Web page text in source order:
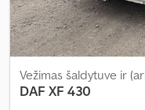
Vežimas šaldytuve ir
DAF XF 430